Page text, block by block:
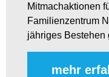
Mitmachaktionen
Familienzentrum
jähriges Bestehen
mehr